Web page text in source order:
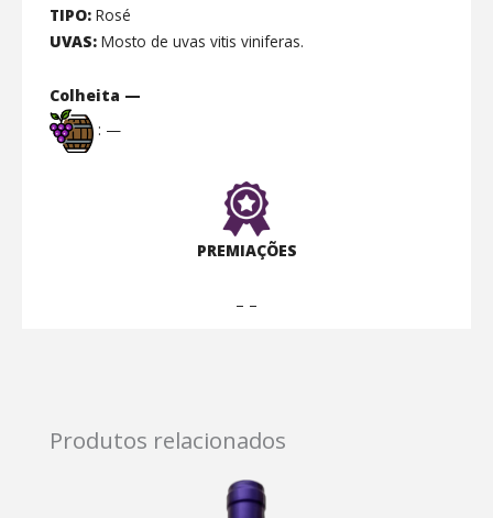
TIPO: Rosé
UVAS: Mosto de uvas vitis viniferas.
Colheita —
: —
PREMIAÇÕES
– –
Produtos relacionados